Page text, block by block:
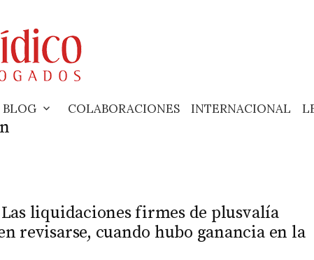
BLOG COLABORACIONES INTERNACIONAL
liquidaciones firmes de plusvalía
revisarse, cuando hubo ganancia en la